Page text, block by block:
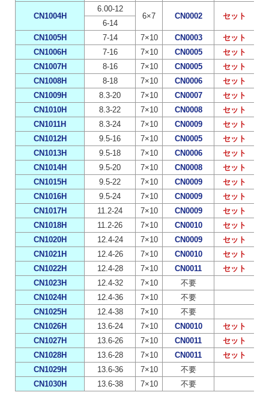
CN1004H
6.00-12
6×7
CN0002
セット
6-14
CN1005H
7-14 7×10 CN0003
セット
CN1006H
7-16 7×10 CN0005
セット
CN1007H
8-16 7×10 CN0005
セット
CN1008H
8-18 7×10 CN0006
セット
CN1009H
8.3-20 7×10 CN0007
セット
CN1010H
8.3-22 7×10 CN0008
セット
CN1011H
8.3-24 7×10 CN0009
セット
CN1012H
9.5-16 7×10 CN0005
セット
CN1013H
9.5-18 7×10 CN0006
セット
CN1014H
9.5-20 7×10 CN0008
セット
CN1015H
9.5-22 7×10 CN0009
セット
CN1016H
9.5-24 7×10 CN0009
セット
CN1017H
11.2-24 7×10 CN0009
セット
CN1018H
11.2-26 7×10 CN0010
セット
CN1020H
12.4-24 7×10 CN0009
セット
CN1021H
12.4-26 7×10 CN0010
セット
CN1022H
12.4-28 7×10 CN0011
セット
CN1023H
12.4-32 7×10
不要
CN1024H
12.4-36 7×10
不要
CN1025H
12.4-38 7×10
不要
CN1026H
13.6-24 7×10 CN0010
セット
CN1027H
13.6-26 7×10 CN0011
セット
CN1028H
13.6-28 7×10 CN0011
セット
CN1029H
13.6-36 7×10
不要
CN1030H
13.6-38 7×10 不要